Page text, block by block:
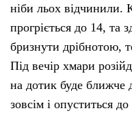
ніби льох відчинили.
прогріється до 14, та
бризнути дрібнотою,
Під вечір хмари
на дотик буде ближче
зовсім і опуститься